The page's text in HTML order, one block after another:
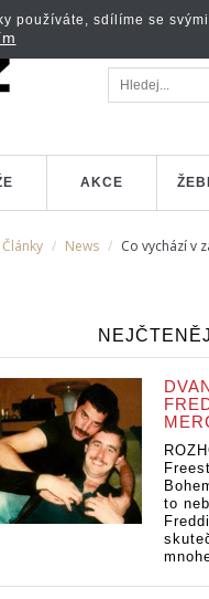
AKCE
Články News Co vychází v
to
používáte, sdílíme se